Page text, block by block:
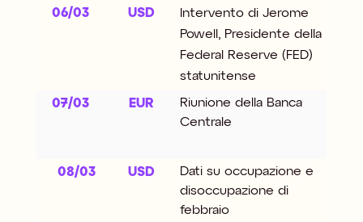
06/03 USD
Intervento di Jerome
Powell, Presidente della
Federal Reserve (FED)
statunitense
07/03 EUR
Riunione della Banca
Centrale
08/03 USD
Dati su occupazione e
disoccupazione di
febbraio